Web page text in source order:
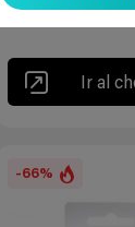
Ir al
-66%